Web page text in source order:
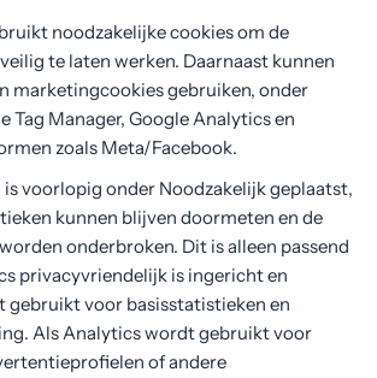
noodzakelijke cookies om de
te laten werken. Daarnaast kunnen
marketingcookies gebruiken, onder
Tag Manager, Google Analytics en
zoals Meta/Facebook.
voorlopig onder Noodzakelijk geplaatst,
kunnen blijven doormeten en de
onderbroken. Dit is alleen passend
privacyvriendelijk is ingericht en
voor basisstatistieken en
Als Analytics wordt gebruikt voor
of andere